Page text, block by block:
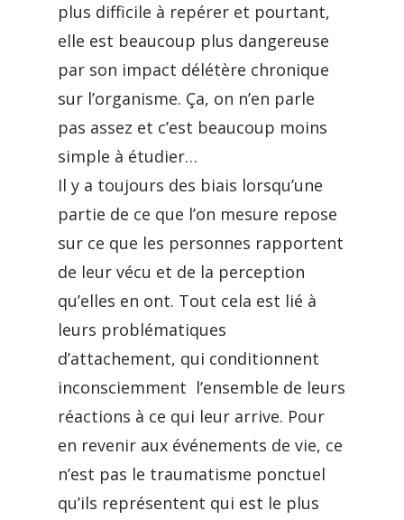
plus difficile à repérer et pourtant,
elle est beaucoup plus dangereuse
par son impact délétère chronique
sur l’organisme. Ça, on n’en parle
pas assez et c’est beaucoup moins
simple à étudier…
Il y a toujours des biais lorsqu’une
partie de ce que l’on mesure repose
sur ce que les personnes rapportent
de leur vécu et de la perception
qu’elles en ont. Tout cela est lié à
leurs problématiques
d’attachement, qui conditionnent
inconsciemment l’ensemble de leurs
réactions à ce qui leur arrive. Pour
en revenir aux événements de vie, ce
n’est pas le traumatisme ponctuel
qu’ils représentent qui est le plus